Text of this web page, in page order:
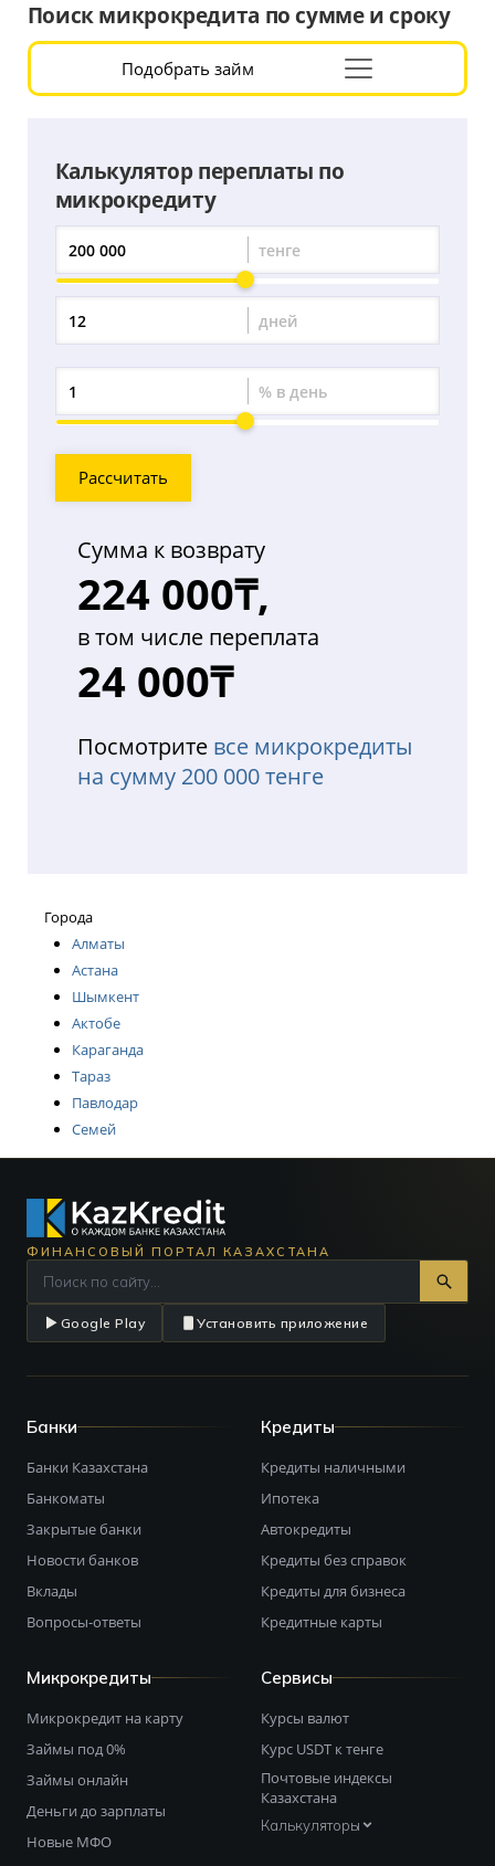
Поиск микрокредита по сумме и сроку
Подобрать займРаскрыть
форму
Калькулятор переплаты по
микрокредиту
Сумма
переплаты
тенге
Период
дней
Процент
переплаты
% в день
Рассчитать
Сумма к возврату
224 000₸,
в том числе переплата
24 000₸
Посмотрите все микрокредиты
на сумму 200 000 тенге
Города
Алматы
Астана
Шымкент
Актобе
Караганда
Тараз
Павлодар
Семей
ФИНАНСОВЫЙ ПОРТАЛ КАЗАХСТАНА
Google Play Установить приложение
Банки
Банки Казахстана
Банкоматы
Закрытые банки
Новости банков
Вклады
Вопросы-ответы
Кредиты
Кредиты наличными
Ипотека
Автокредиты
Кредиты без справок
Кредиты для бизнеса
Кредитные карты
Микрокредиты
Микрокредит на карту
Займы под 0%
Займы онлайн
Деньги до зарплаты
Новые МФО
Сервисы
Курсы валют
Курс USDT к тенге
Почтовые индексы
Казахстана
Калькуляторы